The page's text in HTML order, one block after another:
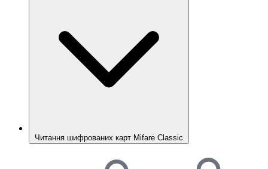
Читання шифрованих карт Mifare Classic